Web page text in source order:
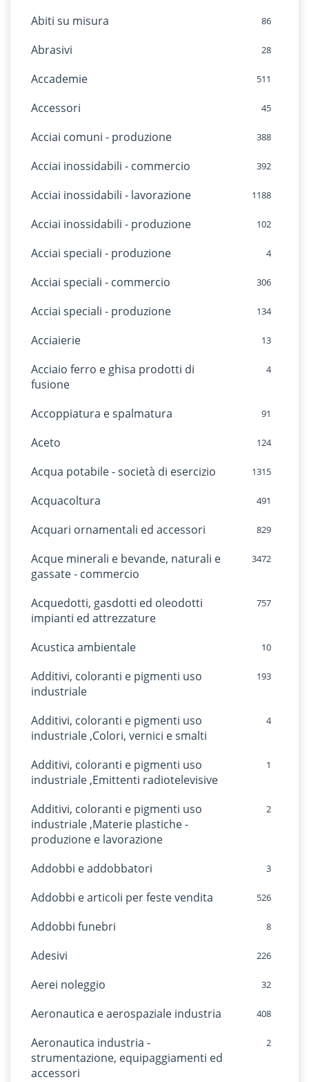
Abiti su misura 86
Abrasivi 28
Accademie 511
Accessori 45
Acciai comuni - produzione 388
Acciai inossidabili - commercio 392
Acciai inossidabili - lavorazione 1188
Acciai inossidabili - produzione 102
Acciai speciali - produzione 4
Acciai speciali - commercio 306
Acciai speciali - produzione 134
Acciaierie 13
Acciaio ferro e ghisa prodotti di
fusione
4
Accoppiatura e spalmatura 91
Aceto 124
Acqua potabile - società di esercizio 1315
Acquacoltura 491
Acquari ornamentali ed accessori 829
Acque minerali e bevande, naturali e
gassate - commercio
3472
Acquedotti, gasdotti ed oleodotti
impianti ed attrezzature
757
Acustica ambientale 10
Additivi, coloranti e pigmenti uso
industriale
193
Additivi, coloranti e pigmenti uso
industriale ,Colori, vernici e smalti
4
Additivi, coloranti e pigmenti uso
industriale ,Emittenti radiotelevisive
1
Additivi, coloranti e pigmenti uso
industriale ,Materie plastiche -
produzione e lavorazione
2
Addobbi e addobbatori 3
Addobbi e articoli per feste vendita 526
Addobbi funebri 8
Adesivi 226
Aerei noleggio 32
Aeronautica e aerospaziale industria 408
Aeronautica industria -
strumentazione, equipaggiamenti ed
accessori
2